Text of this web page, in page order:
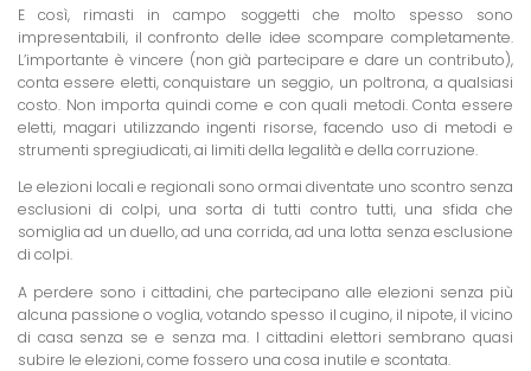
E così, rimasti in campo soggetti che molto spesso sono
impresentabili, il confronto delle idee scompare completamente.
L’importante è vincere (non già partecipare e dare un contributo),
conta essere eletti, conquistare un seggio, un poltrona, a qualsiasi
costo. Non importa quindi come e con quali metodi. Conta essere
eletti, magari utilizzando ingenti risorse, facendo uso di metodi e
strumenti spregiudicati, ai limiti della legalità e della corruzione.
Le elezioni locali e regionali sono ormai diventate uno scontro senza
esclusioni di colpi, una sorta di tutti contro tutti, una sfida che
somiglia ad un duello, ad una corrida, ad una lotta senza esclusione
di colpi.
A perdere sono i cittadini, che partecipano alle elezioni senza più
alcuna passione o voglia, votando spesso il cugino, il nipote, il vicino
di casa senza se e senza ma. I cittadini elettori sembrano quasi
subire le elezioni, come fossero una cosa inutile e scontata.